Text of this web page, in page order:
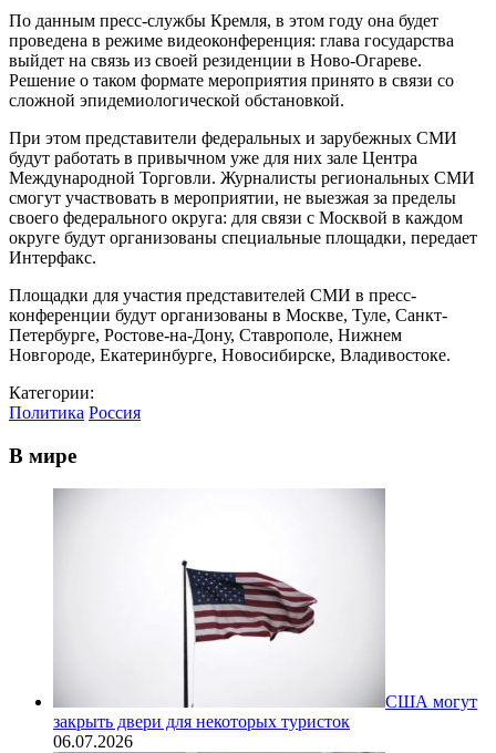
По данным пресс-службы Кремля, в этом году она будет
проведена в режиме видеоконференция: глава государства
выйдет на связь из своей резиденции в Ново-Огареве.
Решение о таком формате мероприятия принято в связи со
сложной эпидемиологической обстановкой.
При этом представители федеральных и зарубежных СМИ
будут работать в привычном уже для них зале Центра
Международной Торговли. Журналисты региональных СМИ
смогут участвовать в мероприятии, не выезжая за пределы
своего федерального округа: для связи с Москвой в каждом
округе будут организованы специальные площадки, передает
Интерфакс.
Площадки для участия представителей СМИ в пресс-
конференции будут организованы в Москве, Туле, Санкт-
Петербурге, Ростове-на-Дону, Ставрополе, Нижнем
Новгороде, Екатеринбурге, Новосибирске, Владивостоке.
Категории:
Политика Россия
В мире
США могут
закрыть двери для некоторых туристок
06.07.2026